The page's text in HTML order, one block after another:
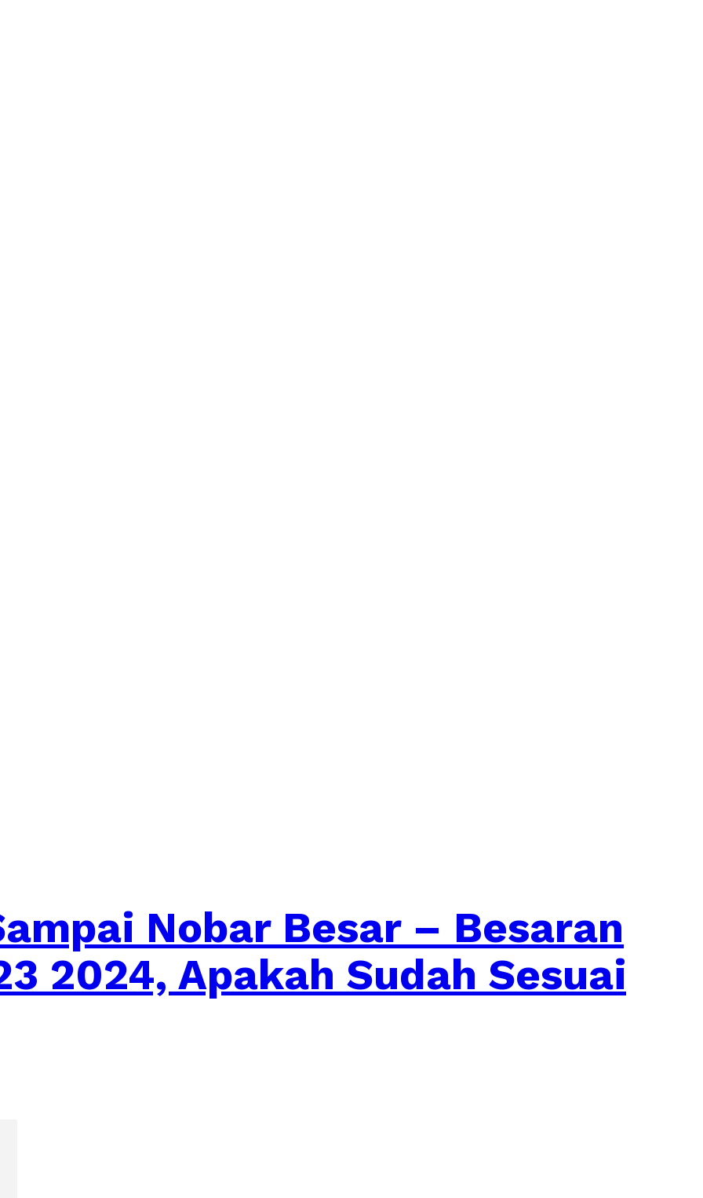
Nobar Besar – Besaran
2024, Apakah Sudah Sesuai